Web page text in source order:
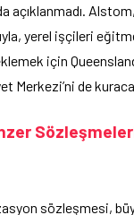
açıklanmadı.
yerel işçileri
için
Merkezi’ni de
sözleşmesi,